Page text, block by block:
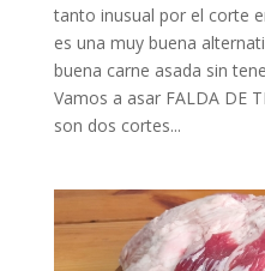
tanto inusual por el corte
es una muy buena
buena carne asada sin
Vamos a asar FALDA DE
son dos cortes...